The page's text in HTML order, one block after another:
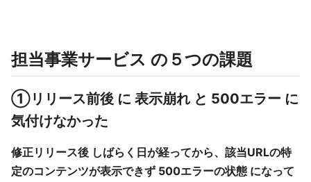
担当事業サービス の５つの課題
①リリース前後 に 表示崩れ と 500エラー に
気付けなかった
修正リリース後 しばらく日が経ってから、該当URLの特
定のコンテンツが表示できず 500エラーの状態 になって